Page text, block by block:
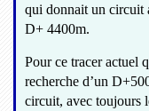
qui donnait un circuit
D+ 4400m.
Pour ce tracer actuel
recherche d’un
circuit, avec toujours